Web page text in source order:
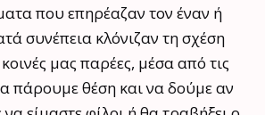
που επηρέαζαν τον έναν ή
συνέπεια κλόνιζαν τη σχέση
κοινές μας παρέες, μέσα από τις
πάρουμε θέση και να δούμε αν